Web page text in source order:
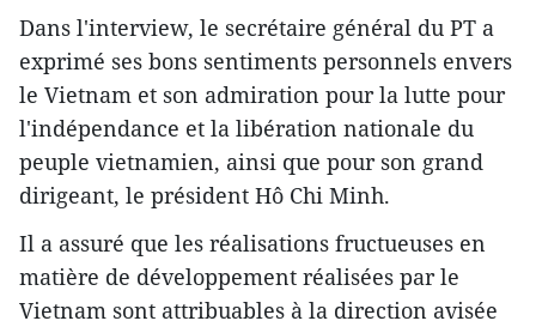
Dans l'interview, le secrétaire général du PT a
exprimé ses bons sentiments personnels envers
le Vietnam et son admiration pour la lutte pour
l'indépendance et la libération nationale du
peuple vietnamien, ainsi que pour son grand
dirigeant, le président Hô Chi Minh.
Il a assuré que les réalisations fructueuses en
matière de développement réalisées par le
Vietnam sont attribuables à la direction avisée